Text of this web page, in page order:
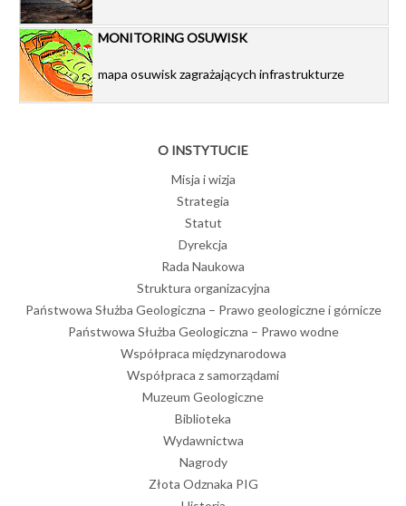
MONITORING OSUWISK
mapa osuwisk zagrażających infrastrukturze
O INSTYTUCIE
Misja i wizja
Strategia
Statut
Dyrekcja
Rada Naukowa
Struktura organizacyjna
Państwowa Służba Geologiczna – Prawo geologiczne i górnicze
Państwowa Służba Geologiczna – Prawo wodne
Współpraca międzynarodowa
Współpraca z samorządami
Muzeum Geologiczne
Biblioteka
Wydawnictwa
Nagrody
Złota Odznaka PIG